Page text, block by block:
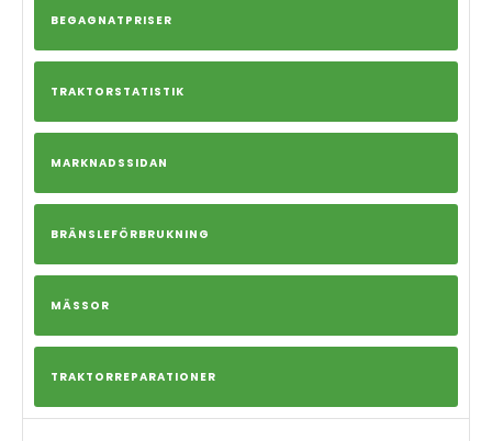
BEGAGNATPRISER
TRAKTORSTATISTIK
MARKNADSSIDAN
BRÄNSLEFÖRBRUKNING
MÄSSOR
TRAKTORREPARATIONER